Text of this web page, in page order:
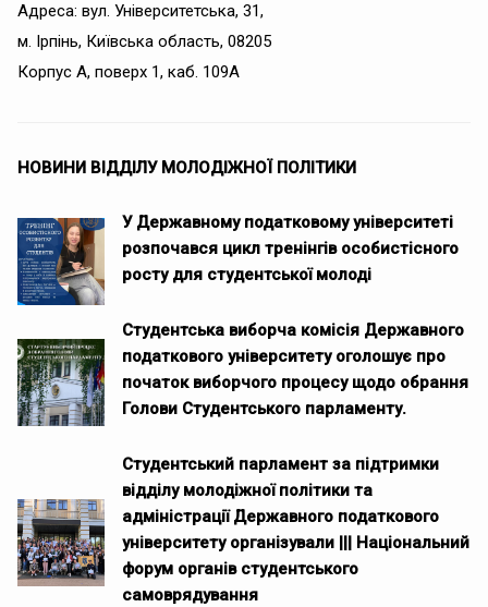
Адреса: вул. Університетська, 31,
м. Ірпінь, Київська область, 08205
Корпус А, поверх 1, каб. 109А
НОВИНИ ВІДДІЛУ МОЛОДІЖНОЇ ПОЛІТИКИ
У Державному податковому університеті
розпочався цикл тренінгів особистісного
росту для студентської молоді
Студентська виборча комісія Державного
податкового університету оголошує про
початок виборчого процесу щодо обрання
Голови Студентського парламенту.
Студентський парламент за підтримки
відділу молодіжної політики та
адміністрації Державного податкового
університету організували ||| Національний
форум органів студентського
самоврядування